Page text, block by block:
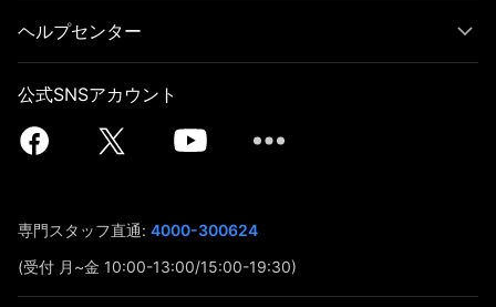
ヘルプセンター
公式SNSアカウント
専門スタッフ直通: 4000-300624
(受付 月~金 10:00-13:00/15:00-19:30)